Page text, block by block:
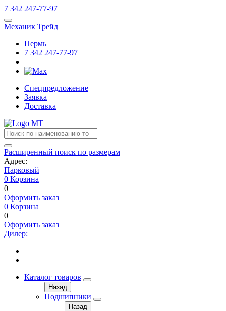
7 342 247-77-97
Механик Трейд
Пермь
7 342 247-77-97
Спецпредложение
Заявка
Доставка
Расширенный поиск по размерам
Адрес:
Парковый
0 Корзина
0
Оформить заказ
0 Корзина
0
Оформить заказ
Дилер:
Каталог товаров
Назад
Подшипники
Назад